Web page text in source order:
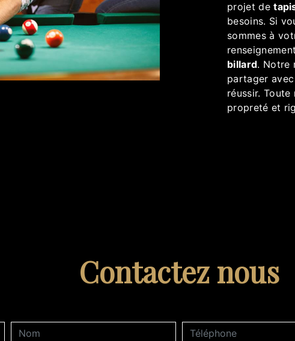
projet de
besoins. Si
sommes à
billard. Notre
partager
réussir.
propreté et
Contactez nous